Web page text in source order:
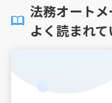
法務オート
よく読まれ